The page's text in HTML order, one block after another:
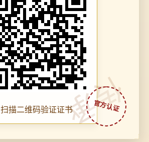
传承
扫描二维码验证证书